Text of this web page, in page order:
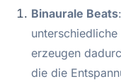
Binaurale Beats
erzeugen
die die